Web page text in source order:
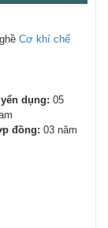
Cơ khí chế
dụng: 05
đồng: 03 năm